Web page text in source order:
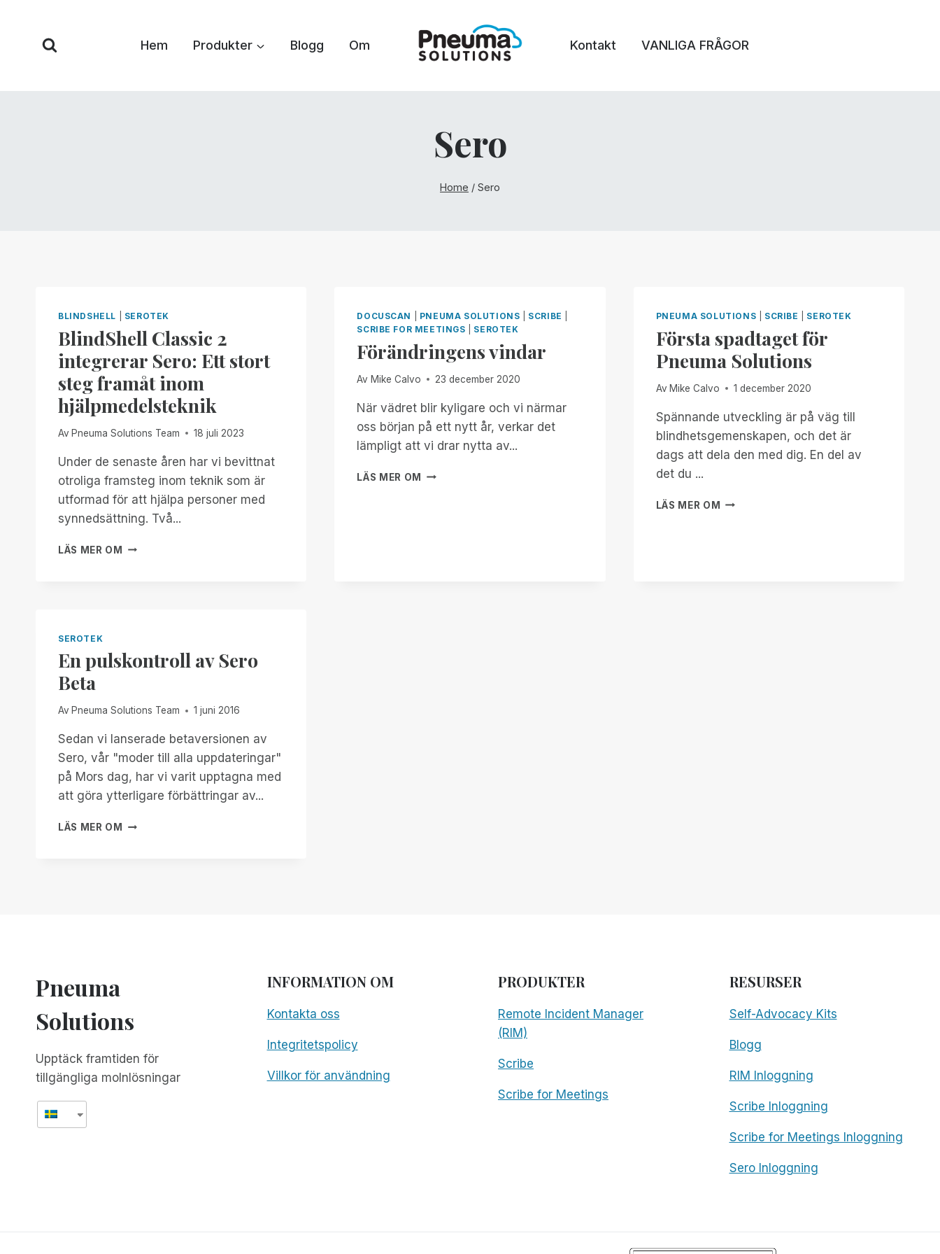
innehåll
Hem Produkter Blogg Om Kontakt VANLIGA FRÅGOR
Sero
Home / Sero
BLINDSHELL SEROTEK
BlindShell Classic 2
integrerar Sero: Ett stort
steg framåt inom
hjälpmedelsteknik
Av Pneuma Solutions Team 18 juli 2023
Under de senaste åren har vi bevittnat
otroliga framsteg inom teknik som är
utformad för att hjälpa personer med
synnedsättning. Två...
LÄS MER OM BLINDSHELL
FRAMÅT
DOCUSCAN PNEUMA SOLUTIONS SCRIBE
SCRIBE FOR MEETINGS
SEROTEK
Förändringens vindar
Av Mike Calvo 23 december 2020
När vädret blir kyligare och vi närmar
oss början på ett nytt år, verkar det
lämpligt att vi drar nytta av...
LÄS MER OM FÖRÄNDRINGENS
PNEUMA SOLUTIONS SCRIBE SEROTEK
Första spadtaget för
Pneuma Solutions
Av Mike Calvo 1 december 2020
Spännande utveckling är på väg till
blindhetsgemenskapen, och det är
dags att dela den med dig. En del av
det du ...
LÄS MER OM FÖRSTA
SEROTEK
En pulskontroll av Sero
Beta
Av Pneuma Solutions Team 1 juni 2016
Sedan vi lanserade betaversionen av
Sero, vår "moder till alla uppdateringar"
på Mors dag, har vi varit upptagna med
att göra ytterligare förbättringar av...
LÄS MER OM
EN
Pneuma
Solutions
Upptäck framtiden för
tillgängliga molnlösningar
INFORMATION OM
Kontakta oss
Integritetspolicy
Villkor för användning
PRODUKTER
Remote Incident Manager
(RIM)
Scribe
Scribe for Meetings
RESURSER
Self-Advocacy Kits
Blogg
RIM Inloggning
Scribe Inloggning
Scribe for Meetings Inloggning
Sero Inloggning